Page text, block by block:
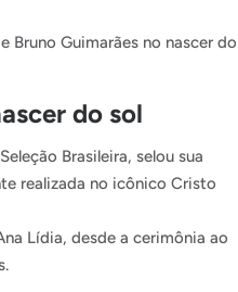
Bruno Guimarães no nascer do
do sol
Brasileira, selou sua
realizada no icônico Cristo
Lídia, desde a cerimônia ao